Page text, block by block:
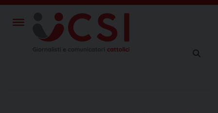
Skip
content